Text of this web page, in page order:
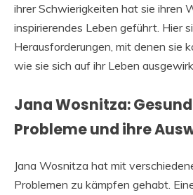
ihrer Schwierigkeiten hat sie ihren
inspirierendes Leben geführt. Hier
Herausforderungen, mit denen sie
wie sie sich auf ihr Leben
Jana Wosnitza:
Probleme und ihre
Jana Wosnitza hat mit
Problemen zu kämpfen gehabt.